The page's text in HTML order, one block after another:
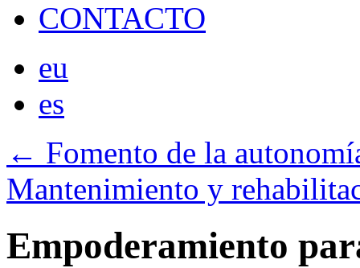
CONTACTO
eu
es
← Fomento de la
Mantenimiento y
Empoderamiento